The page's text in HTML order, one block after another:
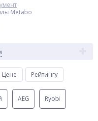
Metabo
Цене Рейтингу
AEG Ryobi